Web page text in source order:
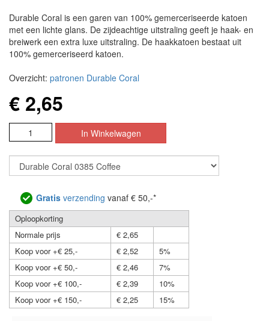
Durable Coral is een garen van 100% gemerceriseerde katoen
met een lichte glans. De zijdeachtige uitstraling geeft je haak- en
breiwerk een extra luxe uitstraling. De haakkatoen bestaat uit
100% gemerceriseerd katoen.
Overzicht: patronen Durable Coral
€ 2,65
Gratis verzending vanaf € 50,-*
Oploopkorting
Normale prijs
€ 2,65
Koop voor +€ 25,-
€ 2,52
5%
Koop voor +€ 50,-
€ 2,46
7%
Koop voor +€ 100,-
€ 2,39
10%
Koop voor +€ 150,-
€ 2,25 15%